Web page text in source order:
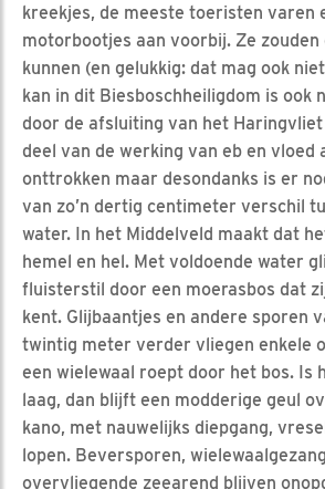
kreekjes, de meeste toeristen varen
motorbootjes aan voorbij. Ze
kunnen (en gelukkig: dat mag ook
kan in dit Biesboschheiligdom is ook
door de afsluiting van het
deel van de werking van eb en vloed
onttrokken maar desondanks is er
van zo’n dertig centimeter verschil
water. In het Middelveld maakt dat
hemel en hel. Met voldoende water
fluisterstil door een moerasbos dat
kent. Glijbaantjes en andere sporen
twintig meter verder vliegen enkele
een wielewaal roept door het bos. Is
laag, dan blijft een modderige geul
kano, met nauwelijks diepgang,
lopen. Beversporen,
overvliegende zeearend blijven